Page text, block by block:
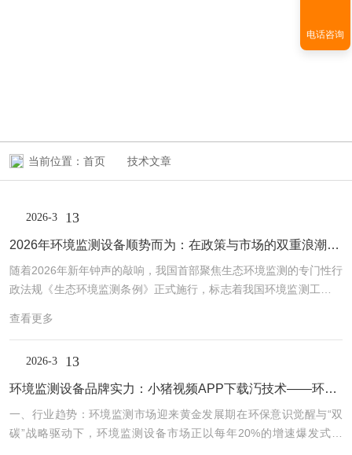
当前位置： 首页 技术文章
2026-3 13
2026年环境监测设备顺势而为：在政策与市场的双重浪潮中锚定方向
随着2026年新年钟声的敲响，我国首部聚焦生态环境监测的专门性行
政法规《生态环境监测条例》正式施行，标志着我国环境监测工作全
双重驱动下，环境监测行业正经历从“规模扩张”向“质量提升”的深刻
集团股份有限公司(以下简称“小猪视频APP下载汅技术”)凭借深厚的
研发积淀与全产业链制造优势，正以精密仪器为“笔”，为守护绿水青
潮中锚定方向...
查看更多
2026-3 13
环境监测设备品牌实力：小猪视频APP下载汅技术——环境监测领域的“技术者”​
一、行业趋势：环境监测市场迎来黄金发展期​在环保意识觉醒与“双
碳”战略驱动下，环境监测设备市场正以每年20%的增速爆发式增
电话咨询